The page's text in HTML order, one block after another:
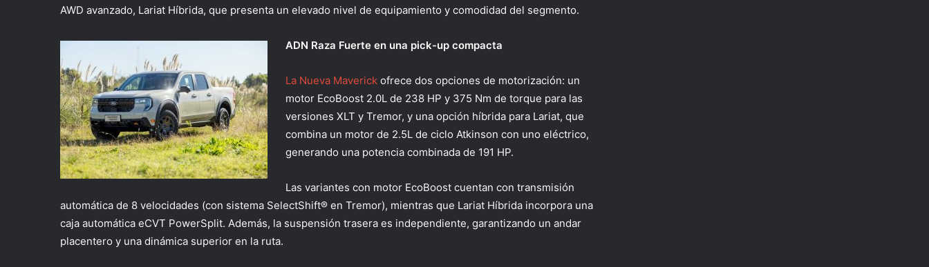
AWD avanzado, Lariat Híbrida, que presenta un elevado nivel de equipamiento y comodidad del segmento.
ADN Raza Fuerte en una pick-up compacta
La Nueva Maverick ofrece dos opciones de motorización: un
motor EcoBoost 2.0L de 238 HP y 375 Nm de torque para las
versiones XLT y Tremor, y una opción híbrida para Lariat, que
combina un motor de 2.5L de ciclo Atkinson con uno eléctrico,
generando una potencia combinada de 191 HP.
Las variantes con motor EcoBoost cuentan con transmisión
automática de 8 velocidades (con sistema SelectShift® en Tremor), mientras que Lariat Híbrida incorpora una
caja automática eCVT PowerSplit. Además, la suspensión trasera es independiente, garantizando un andar
placentero y una dinámica superior en la ruta.